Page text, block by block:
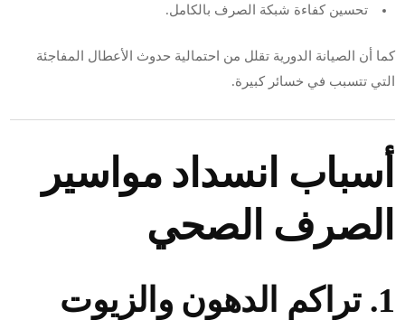
تحسين كفاءة شبكة الصرف بالكامل.
كما أن الصيانة الدورية تقلل من احتمالية حدوث الأعطال المفاجئة
التي تتسبب في خسائر كبيرة.
أسباب انسداد مواسير
الصرف الصحي
1. تراكم الدهون والزيوت